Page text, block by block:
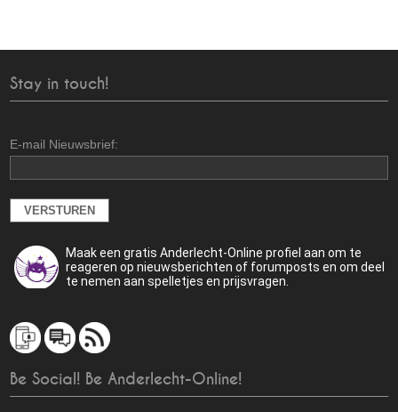
Stay in touch!
E-mail Nieuwsbrief:
Maak een gratis Anderlecht-Online profiel aan om te
reageren op nieuwsberichten of forumposts en om deel
te nemen aan spelletjes en prijsvragen.
Be Social! Be Anderlecht-Online!